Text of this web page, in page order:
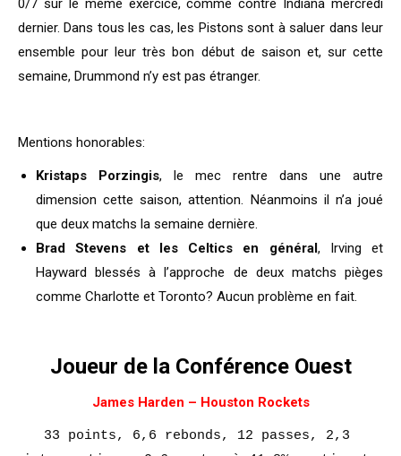
0/7 sur le même exercice, comme contre Indiana mercredi
dernier. Dans tous les cas, les Pistons sont à saluer dans leur
ensemble pour leur très bon début de saison et, sur cette
semaine, Drummond n’y est pas étranger.
Mentions honorables:
Kristaps Porzingis, le mec rentre dans une autre
dimension cette saison, attention. Néanmoins il n’a joué
que deux matchs la semaine dernière.
Brad Stevens et les Celtics en général, Irving et
Hayward blessés à l’approche de deux matchs pièges
comme Charlotte et Toronto? Aucun problème en fait.
Joueur de la Conférence Ouest
James Harden – Houston Rockets
33 points, 6,6 rebonds, 12 passes, 2,3